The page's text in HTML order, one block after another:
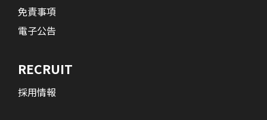
免責事項
電子公告
RECRUIT
採用情報